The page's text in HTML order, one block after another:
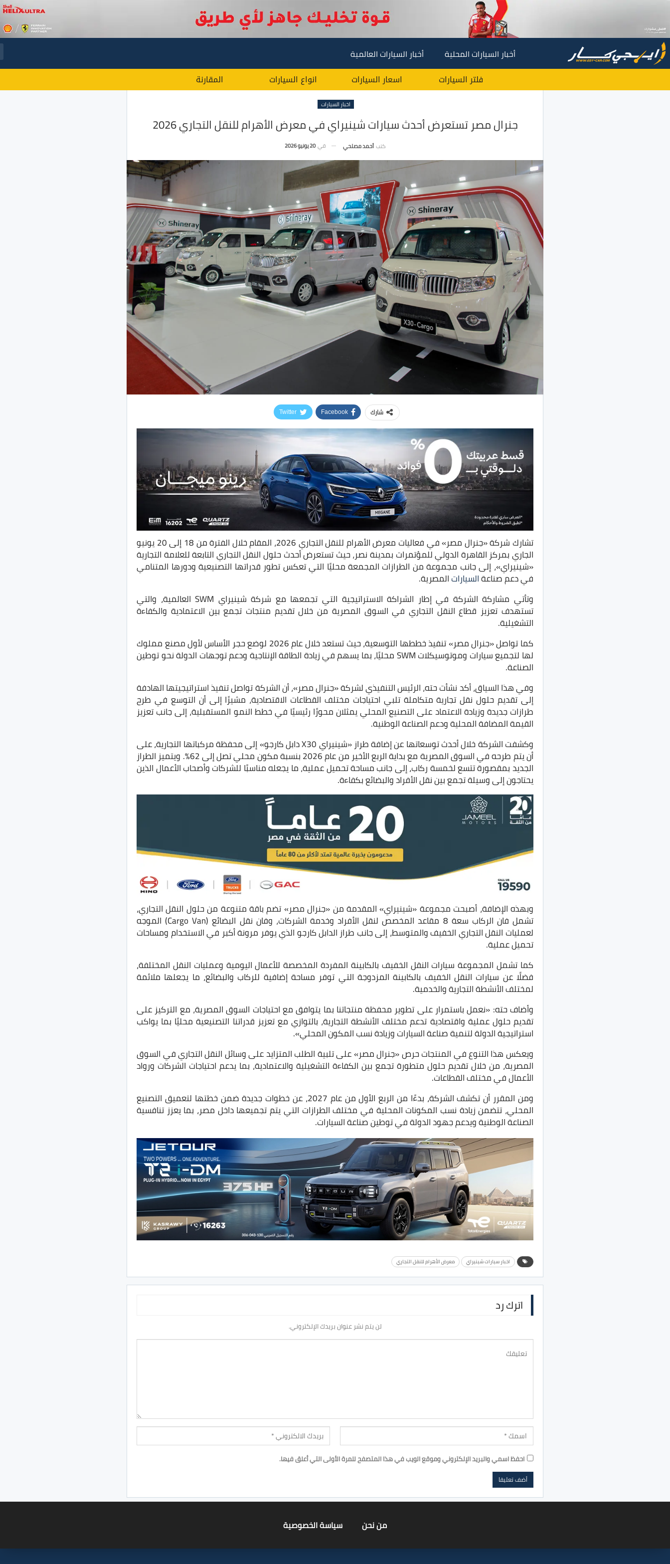
أخبار السيارات المحلية أخبار السيارات العالمية
فلتر السيارات اسعار السيارات انواع السيارات المقارنة
اخبار السيارات
جنرال مصر تستعرض أحدث سيارات شينيراي في معرض الأهرام للنقل التجاري 2026
كتب أحمد مصلحي في 20 يونيو 2026
شارك Facebook
Twitter
تشارك شركة «جنرال مصر» في فعاليات معرض الأهرام للنقل التجاري 2026، المقام خلال الفترة من 18 إلى 20 يونيو
الجاري بمركز القاهرة الدولي للمؤتمرات بمدينة نصر، حيث تستعرض أحدث حلول النقل التجاري التابعة للعلامة التجارية
«شينيراي»، إلى جانب مجموعة من الطرازات المجمعة محليًا التي تعكس تطور قدراتها التصنيعية ودورها المتنامي
في دعم صناعةالسياراتالمصرية.
وتأتي مشاركة الشركة في إطار الشراكة الاستراتيجية التي تجمعها مع شركة شينيراي SWM العالمية، والتي
تستهدف تعزيز قطاع النقل التجاري في السوق المصرية من خلال تقديم منتجات تجمع بين الاعتمادية والكفاءة
التشغيلية.
كما تواصل «جنرال مصر» تنفيذ خططها التوسعية، حيث تستعد خلال عام 2026 لوضع حجر الأساس لأول مصنع مملوك
لها لتجميع سيارات وموتوسيكلات SWM محليًا، بما يسهم في زيادة الطاقة الإنتاجية ودعم توجهات الدولة نحو توطين
الصناعة.
وفي هذا السياق، أكد نشأت حته، الرئيس التنفيذي لشركة «جنرال مصر»، أن الشركة تواصل تنفيذ استراتيجيتها الهادفة
إلى تقديم حلول نقل تجارية متكاملة تلبي احتياجات مختلف القطاعات الاقتصادية، مشيرًا إلى أن التوسع في طرح
طرازات جديدة وزيادة الاعتماد على التصنيع المحلي يمثلان محورًا رئيسيًا في خطط النمو المستقبلية، إلى جانب تعزيز
القيمة المضافة المحلية ودعم الصناعة الوطنية.
وكشفت الشركة خلال أحدث توسعاتها عن إضافة طراز «شينيراي X30 دابل كارجو» إلى محفظة مركباتها التجارية، على
أن يتم طرحه في السوق المصرية مع بداية الربع الأخير من عام 2026 بنسبة مكون محلي تصل إلى 62%. ويتميز الطراز
الجديد بمقصورة تتسع لخمسة ركاب، إلى جانب مساحة تحميل عملية، ما يجعله مناسبًا للشركات وأصحاب الأعمال الذين
يحتاجون إلى وسيلة تجمع بين نقل الأفراد والبضائع بكفاءة.
وبهذه الإضافة، أصبحت مجموعة «شينيراي» المقدمة من «جنرال مصر» تضم باقة متنوعة من حلول النقل التجاري،
تشمل فان الركاب سعة 8 مقاعد المخصص لنقل الأفراد وخدمة الشركات، وفان نقل البضائع (Cargo Van) الموجه
لعمليات النقل التجاري الخفيف والمتوسط، إلى جانب طراز الدابل كارجو الذي يوفر مرونة أكبر في الاستخدام ومساحات
تحميل عملية.
كما تشمل المجموعة سيارات النقل الخفيف بالكابينة المفردة المخصصة للأعمال اليومية وعمليات النقل المختلفة،
فضلًا عن سيارات النقل الخفيف بالكابينة المزدوجة التي توفر مساحة إضافية للركاب والبضائع، ما يجعلها ملائمة
لمختلف الأنشطة التجارية والخدمية.
وأضاف حته: «نعمل باستمرار على تطوير محفظة منتجاتنا بما يتوافق مع احتياجات السوق المصرية، مع التركيز على
تقديم حلول عملية واقتصادية تدعم مختلف الأنشطة التجارية، بالتوازي مع تعزيز قدراتنا التصنيعية محليًا بما يواكب
استراتيجية الدولة لتنمية صناعة السيارات وزيادة نسب المكون المحلي».
ويعكس هذا التنوع في المنتجات حرص «جنرال مصر» على تلبية الطلب المتزايد على وسائل النقل التجاري في السوق
المصرية، من خلال تقديم حلول متطورة تجمع بين الكفاءة التشغيلية والاعتمادية، بما يدعم احتياجات الشركات ورواد
الأعمال في مختلف القطاعات.
ومن المقرر أن تكشف الشركة، بدءًا من الربع الأول من عام 2027، عن خطوات جديدة ضمن خطتها لتعميق التصنيع
المحلي، تتضمن زيادة نسب المكونات المحلية في مختلف الطرازات التي يتم تجميعها داخل مصر، بما يعزز تنافسية
الصناعة الوطنية ويدعم جهود الدولة في توطين صناعة السيارات.
اخبار سيارات شينيراي معرض الأهرام للنقل التجاري
اترك رد
لن يتم نشر عنوان بريدك الإلكتروني.
احفظ اسمي والبريد الإلكتروني وموقع الويب في هذا المتصفح للمرة الأولى التي أعلق فيها.
من نحن سياسة الخصوصية